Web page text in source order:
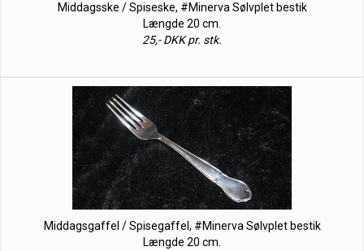
Middagsske / Spiseske, #Minerva Sølvplet bestik
Længde 20 cm.
25,- DKK pr. stk.
Middagsgaffel / Spisegaffel, #Minerva Sølvplet bestik
Længde 20 cm.